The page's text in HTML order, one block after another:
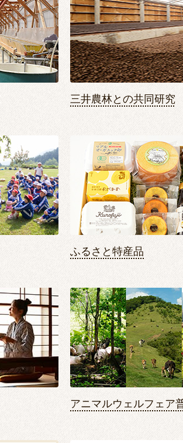
三井農林との共同研究
ふるさと特産品
アニマルウェルフェア